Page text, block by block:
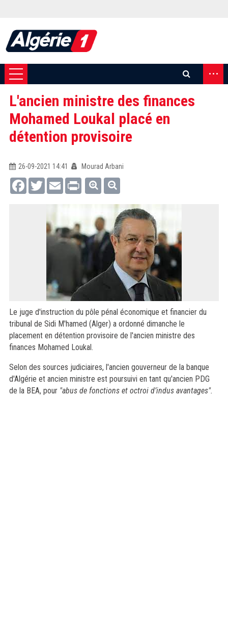
...
L'ancien ministre des finances
Mohamed Loukal placé en
détention provisoire
26-09-2021 14:41
Mourad Arbani
FacebookTwitterEmail Print
Le juge d'instruction du pôle pénal économique et financier du
tribunal de Sidi M'hamed (Alger) a ordonné dimanche le
placement en détention provisoire de l'ancien ministre des
finances Mohamed Loukal.
Selon des sources judiciaires, l'ancien gouverneur de la banque
d'Algérie et ancien ministre est poursuivi en tant qu'ancien PDG
de la BEA, pour"abus de fonctions et octroi d’indus avantages".